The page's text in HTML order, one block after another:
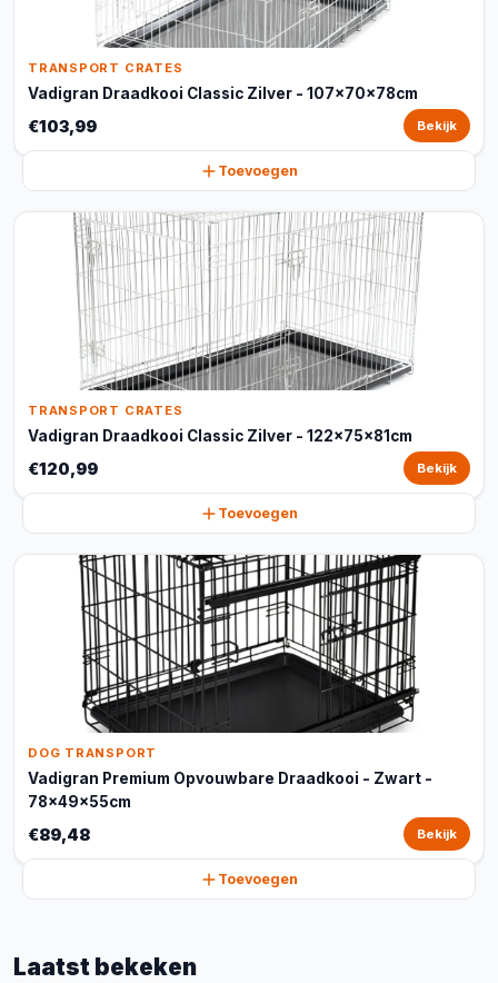
TRANSPORT CRATES
Vadigran Draadkooi Classic Zilver - 107x70x78cm
€103,99 Bekijk
Toevoegen
TRANSPORT CRATES
Vadigran Draadkooi Classic Zilver - 122x75x81cm
€120,99 Bekijk
Toevoegen
DOG TRANSPORT
Vadigran Premium Opvouwbare Draadkooi - Zwart -
78x49x55cm
€89,48 Bekijk
Toevoegen
Laatst bekeken